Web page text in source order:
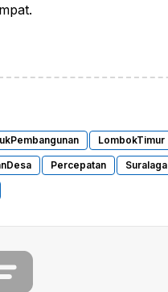
LombokTimur
Percepatan Suralaga